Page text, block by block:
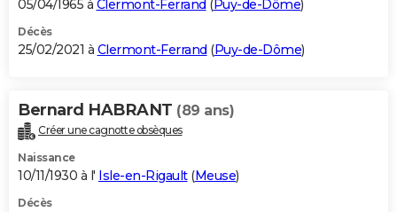
05/04/1965 à Clermont-Ferrand ( Puy-de-Dôme)
Décès
25/02/2021 à Clermont-Ferrand (Puy-de-Dôme)
Bernard HABRANT (89 ans)
Créer une cagnotte obsèques
Naissance
10/11/1930 à l' Isle-en-Rigault(Meuse)
Décès